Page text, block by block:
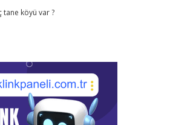
tane köyü var ?